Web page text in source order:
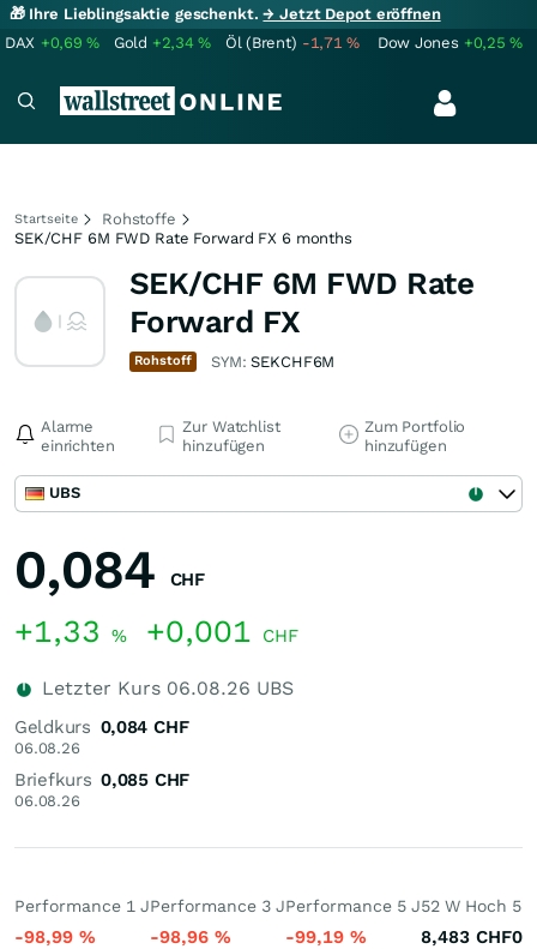
🎁 Ihre Lieblingsaktie geschenkt.→ Jetzt Depot eröffnen
DAX +0,69% Gold +2,34% Öl (Brent) -1,71% Dow Jones +0,25%
Startseite
Rohstoffe
SEK/CHF 6M FWD Rate Forward FX 6 months
SEK/CHF 6M FWD Rate
Forward FX
Rohstoff SYM:SEKCHF6M
Alarme
einrichten
Zur Watchlist
hinzufügen
Zum Portfolio
hinzufügen
UBS
0,084 CHF
+1,33 % +0,001 CHF
Letzter Kurs 06.08.26 UBS
Geldkurs
06.08.26
0,084 CHF
Briefkurs
06.08.26
0,085 CHF
Performance 1 J
-98,99 %
Performance 3 J
-98,96 %
Performance 5 J
-99,19 %
52 W Hoch
8,483 CHF
52